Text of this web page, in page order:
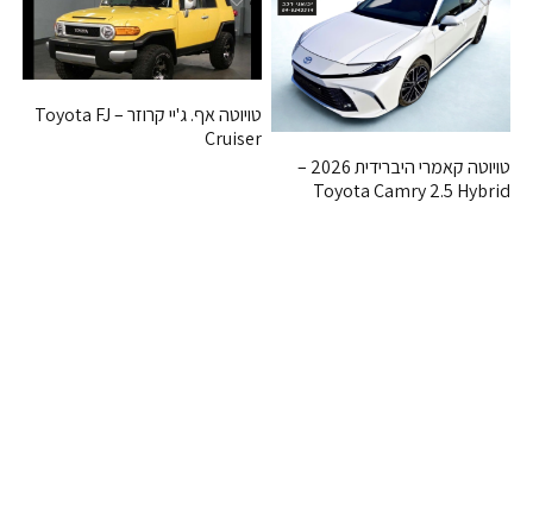
טויוטה קאמרי היברידית 2026 –
Toyota Camry 2.5 Hybrid
טויוטה אף. ג'יי קרוזר – Toyota FJ
Cruiser